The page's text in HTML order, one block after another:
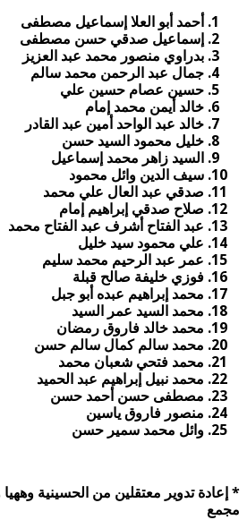
أحمد أبو العلا إسماعيل مصطفى
إسماعيل صدقي حسن مصطفى
بدراوي منصور محمد عبد العزيز
جمال عبد الرحمن محمد سالم
حسين عصام حسين علي
خالد أيمن محمد إمام
خالد عبد الواحد أمين عبد القادر
خليل محمود السيد حسن
السيد زاهر محمد إسماعيل
سيف الدين وائل محمود
صدقي عبد العال علي محمد
صلاح صدقي إبراهيم إمام
عبد الفتاح أشرف عبد الفتاح محمد
علي محمود سيد خليل
عمر عبد الرحيم محمد سليم
فوزي خليفة صالح قبلة
محمد إبراهيم عبده أبو جبل
محمد السيد عمر السيد
محمد خالد فاروق رمضان
محمد سالم كمال سالم حسن
محمد فتحي شعبان محمد
محمد نبيل إبراهيم عبد الحميد
مصطفى حسن أحمد حسن
منصور فاروق ياسين
وائل محمد سمير حسن
*
مجمع